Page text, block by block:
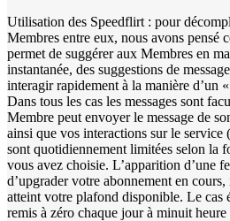
Utilisation des Speedflirt : pour
Membres entre eux, nous avons pensé
permet de suggérer aux Membres en
instantanée, des suggestions de
interagir rapidement à la manière d’un
Dans tous les cas les messages sont
Membre peut envoyer le message de
ainsi que vos interactions sur le
sont quotidiennement limitées selon la
vous avez choisie. L’apparition d’une
d’upgrader votre abonnement en
atteint votre plafond disponible. Le cas
remis à zéro chaque jour à minuit heure